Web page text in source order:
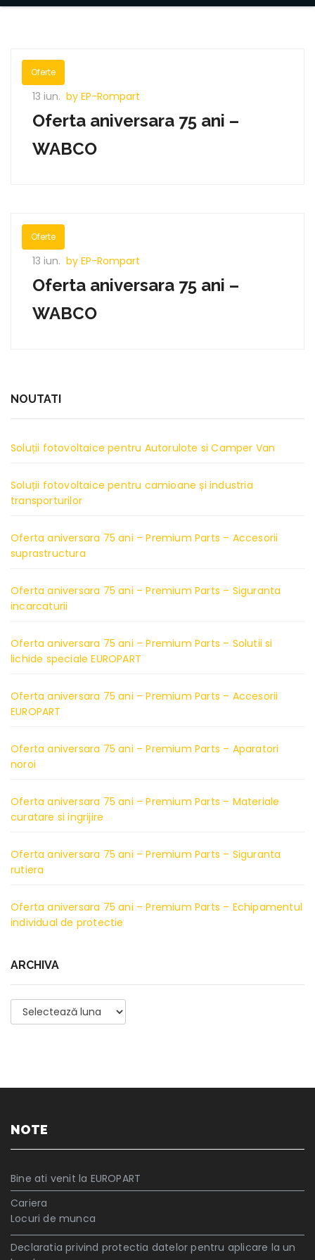
Oferte
13 iun. by EP-Rompart
Oferta aniversara 75 ani –
WABCO
Oferte
13 iun. by EP-Rompart
Oferta aniversara 75 ani –
WABCO
NOUTATI
Soluții fotovoltaice pentru Autorulote si Camper Van
Soluții fotovoltaice pentru camioane și industria
transporturilor
Oferta aniversara 75 ani – Premium Parts – Accesorii
suprastructura
Oferta aniversara 75 ani – Premium Parts – Siguranta
incarcaturii
Oferta aniversara 75 ani – Premium Parts – Solutii si
lichide speciale EUROPART
Oferta aniversara 75 ani – Premium Parts – Accesorii
EUROPART
Oferta aniversara 75 ani – Premium Parts – Aparatori
noroi
Oferta aniversara 75 ani – Premium Parts – Materiale
curatare si ingrijire
Oferta aniversara 75 ani – Premium Parts – Siguranta
rutiera
Oferta aniversara 75 ani – Premium Parts – Echipamentul
individual de protectie
ARCHIVA
Archiva
NOTE
Bine ati venit la EUROPART
Cariera
Locuri de munca
Declaratia privind protectia datelor pentru aplicare la un